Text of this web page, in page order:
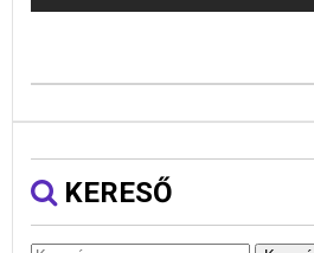
KERESŐ